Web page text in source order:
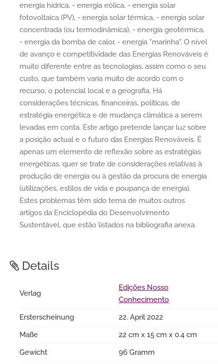
energia hídrica, - energia eólica, - energia solar
fotovoltaica (PV), - energia solar térmica, - energia solar
concentrada (ou termodinâmica), - energia geotérmica,
- energia da bomba de calor, - energia "marinha". O nível
de avanço e competitividade das Energias Renováveis é
muito diferente entre as tecnologias, assim como o seu
custo, que também varia muito de acordo com o
recurso, o potencial local e a geografia. Há
considerações técnicas, financeiras, políticas, de
estratégia energética e de mudança climática a serem
levadas em conta. Este artigo pretende lançar luz sobre
a posição actual e o futuro das Energias Renováveis. É
apenas um elemento de reflexão sobre as estratégias
energéticas, quer se trate de considerações relativas à
produção de energia ou à gestão da procura de energia
(utilizações, estilos de vida e poupança de energia).
Estes problemas têm sido tema de muitos outros
artigos da Enciclopédia do Desenvolvimento
Sustentável, que estão listados na bibliografia anexa.
Details
Verlag
Edições Nosso
Conhecimento
Ersterscheinung
22. April 2022
Maße
22 cm x 15 cm x 0.4 cm
Gewicht
96 Gramm